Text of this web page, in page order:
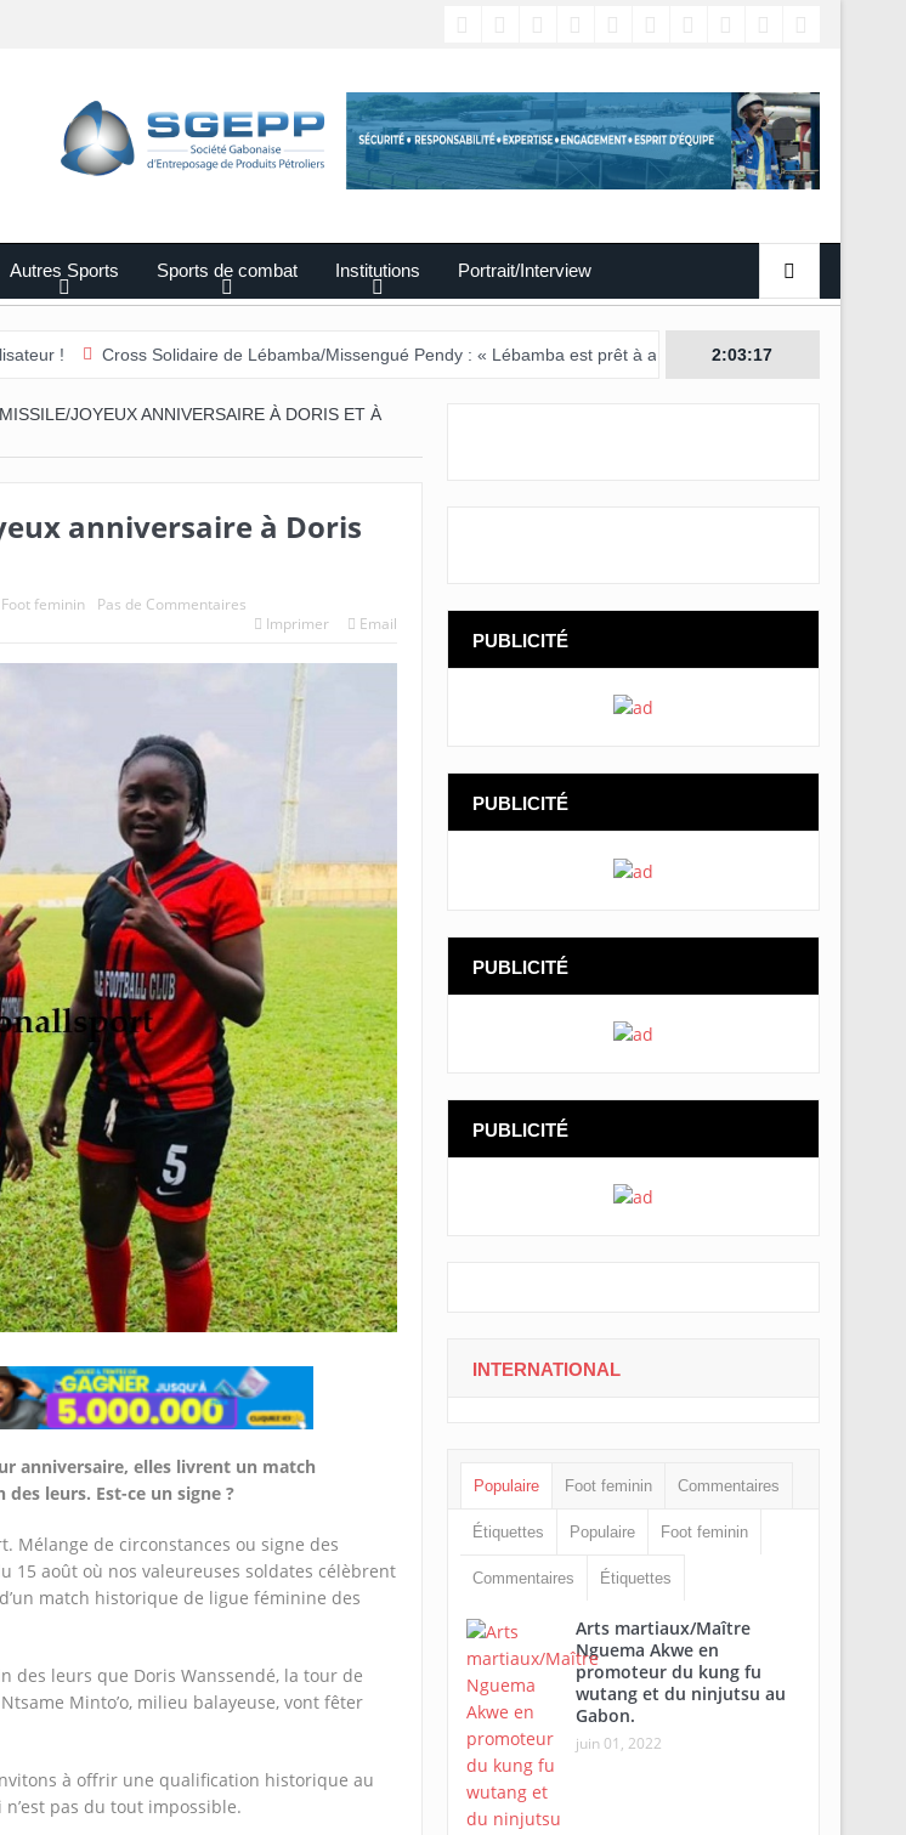
Autres Sports Sports de combat Institutions Portrait/Interview
Cross Solidaire de Lébamba/Missengué Pendy : « Lébamba est prêt à accueillir ce grand événement »
2:03:18
JOYEUX ANNIVERSAIRE À DORIS ET À
anniversaire à Doris
Foot feminin
Pas de Commentaires
Imprimer
Email
anniversaire, elles livrent un match
leurs. Est-ce un signe ?
Mélange de circonstances ou signe des
15 août où nos valeureuses soldates célèbrent
match historique de ligue féminine des
des leurs que Doris Wanssendé, la tour de
Minto’o, milieu balayeuse, vont fêter
à offrir une qualification historique au
pas du tout impossible.
PUBLICITÉ
PUBLICITÉ
PUBLICITÉ
PUBLICITÉ
INTERNATIONAL
Populaire Foot feminin Commentaires
Étiquettes Populaire Foot feminin
Commentaires Étiquettes
Arts martiaux/Maître
Nguema Akwe en
promoteur du kung fu
wutang et du ninjutsu au
Gabon.
juin 01, 2022